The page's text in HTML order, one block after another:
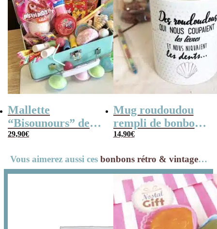
Mallette
“Bisounours” des
années 80 remplie
29,90€
Mug roudoudou
rempli de bonbons
rétro
14,90€
Vous aimerez aussi ces bonbons rétro & vintage…